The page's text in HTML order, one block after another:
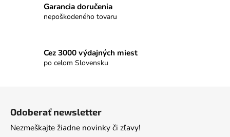
Garancia doručenia
nepoškodeného tovaru
Cez 3000 výdajných miest
po celom Slovensku
Odoberať newsletter
Nezmeškajte žiadne novinky či zľavy!